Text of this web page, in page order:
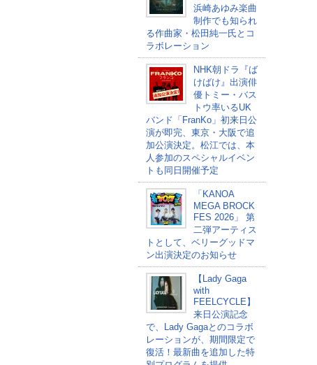
浜崎あゆみ楽曲
制作でも知られ
る作曲家・松田純一氏とコ
ラボレーション
NHK朝ドラ『ば
けばけ』出演俳
優トミー・バス
トウ率いるUK
バンド「FranKo」初来日公
演が即完、東京・大阪で追
加公演決定。松江では、本
人参加のスペシャルイベン
トも同日開催予定
「KANOA
MEGA BROCK
FES 2026」 第
二弾アーティス
トとして、ベリーグッドマ
ン出演決定のお知らせ
【Lady Gaga
with
FEELCYCLE】
来日公演記念
で、Lady Gagaとのコラボ
レーションが、期間限定で
復活！最新曲を追加した特